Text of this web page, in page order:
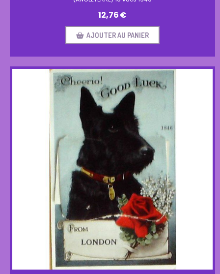
12,76€
AJOUTER AU PANIER